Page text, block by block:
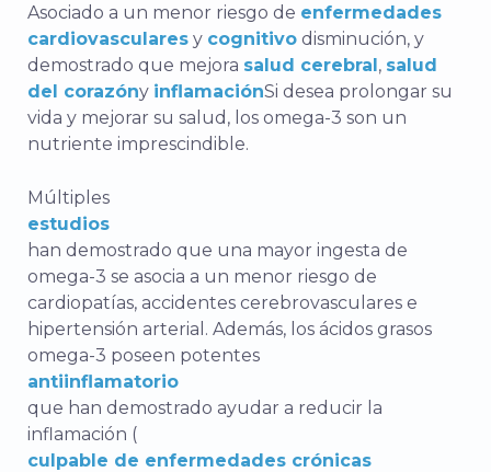
Asociado a un menor riesgo de enfermedades
cardiovasculares y cognitivo disminución, y
demostrado que mejora salud cerebral, salud
del corazóny inflamaciónSi desea prolongar su
vida y mejorar su salud, los omega-3 son un
nutriente imprescindible.
Múltiples
estudios
han demostrado que una mayor ingesta de
omega-3 se asocia a un menor riesgo de
cardiopatías, accidentes cerebrovasculares e
hipertensión arterial. Además, los ácidos grasos
omega-3 poseen potentes
antiinflamatorio
que han demostrado ayudar a reducir la
inflamación (
culpable de enfermedades crónicas